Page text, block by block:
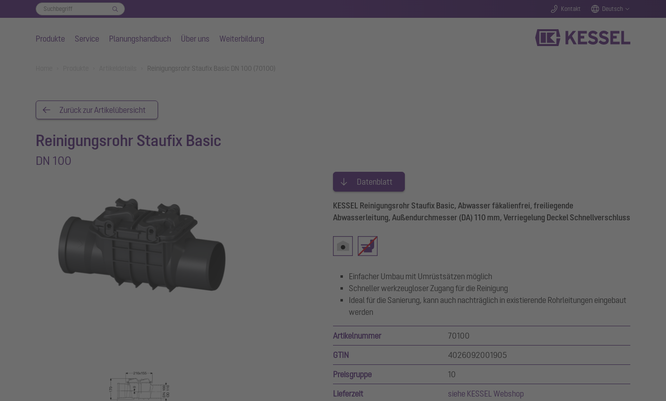
Kontakt Deutsch
Produkte Service Planungshandbuch Über uns Weiterbildung
Reinigungsrohr Staufix Basic DN 100 (70100)
Zurück zur Artikelübersicht
Reinigungsrohr Staufix Basic
DN 100
Datenblatt
KESSEL Reinigungsrohr Staufix Basic, Abwasser fäkalienfrei, freiliegende
Abwasserleitung, Außendurchmesser (DA) 110 mm, Verriegelung Deckel Schnellverschluss
Einfacher Umbau mit Umrüstsätzen möglich
Schneller werkzeugloser Zugang für die Reinigung
Ideal für die Sanierung, kann auch nachträglich in existierende Rohrleitungen eingebaut
werden
Artikelnummer 70100
GTIN 4026092001905
Preisgruppe 10
Lieferzeit siehe KESSEL Webshop